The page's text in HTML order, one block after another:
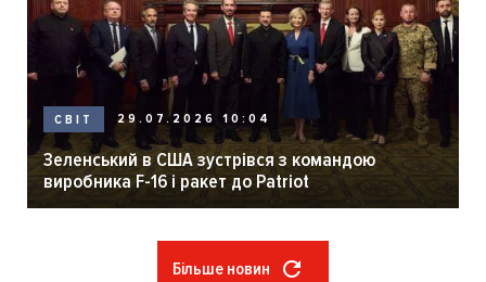
СВІТ 29.07.2026 10:04
Зеленський в США зустрівся з командою
виробника F-16 і ракет до Patriot
Більше новин